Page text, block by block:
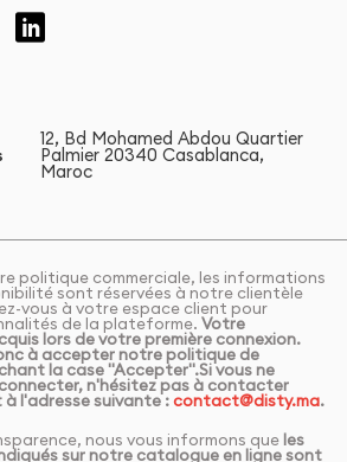
12, Bd Mohamed Abdou Quartier
Palmier 20340 Casablanca,
Maroc
politique commerciale, les informations
sont réservées à notre clientèle
vous à votre espace client pour
de la plateforme. Votre
lors de votre première connexion.
à accepter notre politique de
la case "Accepter".Si vous ne
n'hésitez pas à contacter
l'adresse suivante :contact@disty.ma.
nous vous informons que les
sur notre catalogue en ligne sont